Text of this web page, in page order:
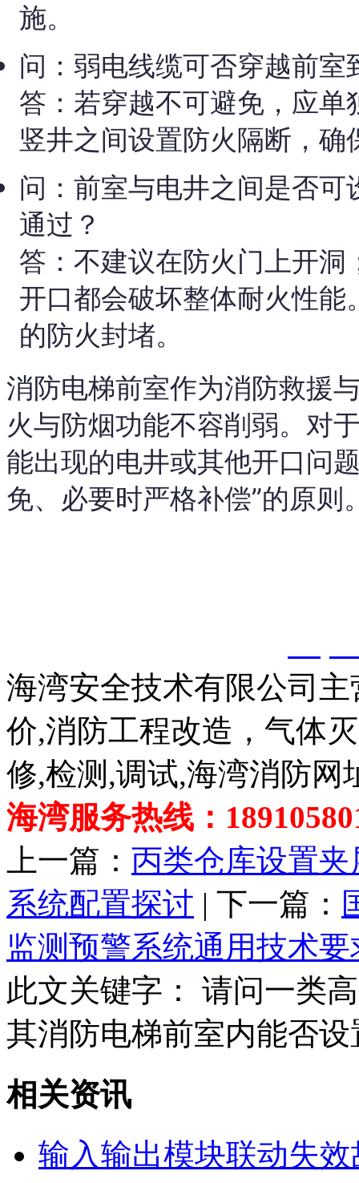
施。
问：弱电线缆可否穿越前室
答：若穿越不可避免，应
竖井之间设置防火隔断，
问：前室与电井之间是否
通过？
答：不建议在防火门上开
开口都会破坏整体耐火性
的防火封堵。
消防电梯前室作为消防救援
火与防烟功能不容削弱。对
能出现的电井或其他开口问
免、必要时严格补偿”的原则
海湾安全技术有限公司
价,消防工程改造，气体
修,检测,调试,海湾消防网
海湾服务热线：
上一篇： 丙类仓库设置
系统配置探讨 | 下一篇：
监测预警系统通用技术
此文关键字：
请问一类
其消防电梯前室内能否
相关资讯
输入输出模块联动失效